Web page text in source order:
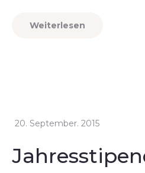
Weiterlesen
20. September. 2015